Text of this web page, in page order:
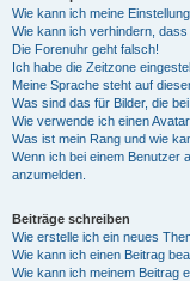
Wie kann ich meine
Wie kann ich verhindern,
Die Forenuhr geht falsch!
Ich habe die Zeitzone
Meine Sprache steht auf
Was sind das für Bilder, die
Wie verwende ich einen
Was ist mein Rang und wie
Wenn ich bei einem Benutzer
anzumelden.
Beiträge schreiben
Wie erstelle ich ein neues
Wie kann ich einen Beitrag
Wie kann ich meinem Beitrag